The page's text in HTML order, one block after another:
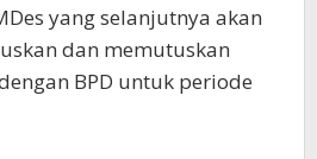
yang selanjutnya akan
dan memutuskan
BPD untuk periode